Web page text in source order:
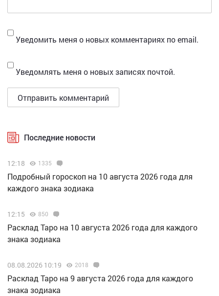
Уведомить меня о новых комментариях по email.
Уведомлять меня о новых записях почтой.
Последние новости
12:18 1335
Подробный гороскоп на 10 августа 2026 года для
каждого знака зодиака
12:15 850
Расклад Таро на 10 августа 2026 года для каждого
знака зодиака
08.08.2026 10:19 2018
Расклад Таро на 9 августа 2026 года для каждого
знака зодиака